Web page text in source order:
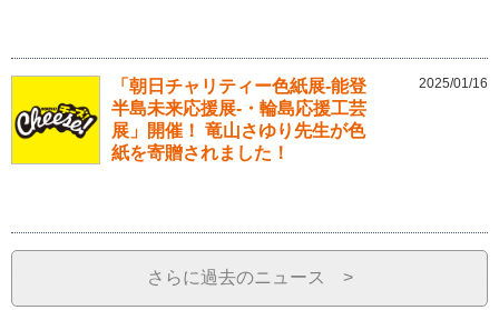
「朝日チャリティー色紙展-能登
半島未来応援展-・輪島応援工芸
展」開催！ 竜山さゆり先生が色
紙を寄贈されました！
2025/01/16
さらに過去のニュース >